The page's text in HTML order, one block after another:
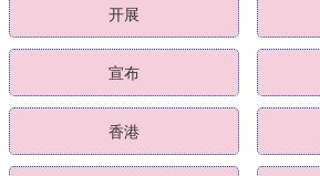
开展
宣布
香港